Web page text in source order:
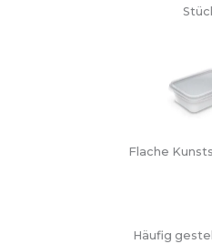
Flache
Häufig